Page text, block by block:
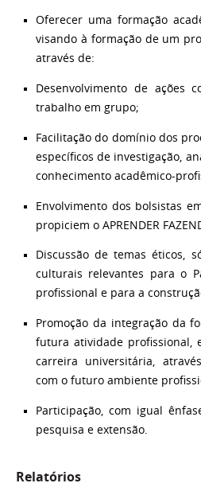
Oferecer uma formação
visando à formação de um
através de:
Desenvolvimento de ações
trabalho em grupo;
Facilitação do domínio dos
específicos de investigação,
conhecimento acadêmico-
Envolvimento dos bolsistas
propiciem o APRENDER
Discussão de temas éticos,
culturais relevantes para o
profissional e para a
Promoção da integração da
futura atividade profissional,
carreira universitária,
com o futuro ambiente
Participação, com igual
pesquisa e extensão.
Relatórios